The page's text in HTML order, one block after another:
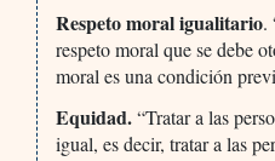
Respeto moral igualitario.
respeto moral que se debe
moral es una condición
Equidad.“Tratar a las
igual, es decir, tratar a las